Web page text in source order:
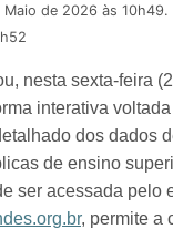
de 2026 às 10h49.
nesta sexta-feira
interativa
dos dados
de ensino
ser acessada pelo
, permite a